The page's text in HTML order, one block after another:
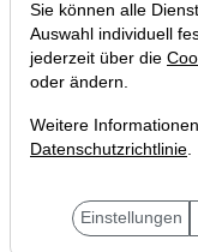
Sie können alle
Auswahl individuell
jederzeit über die
oder ändern.
Weitere
Datenschutzrichtlinie.
Einstellungen